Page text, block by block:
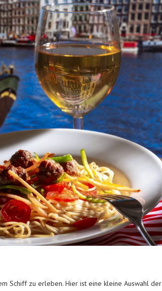
Schiff zu erleben. Hier ist eine kleine Auswahl der